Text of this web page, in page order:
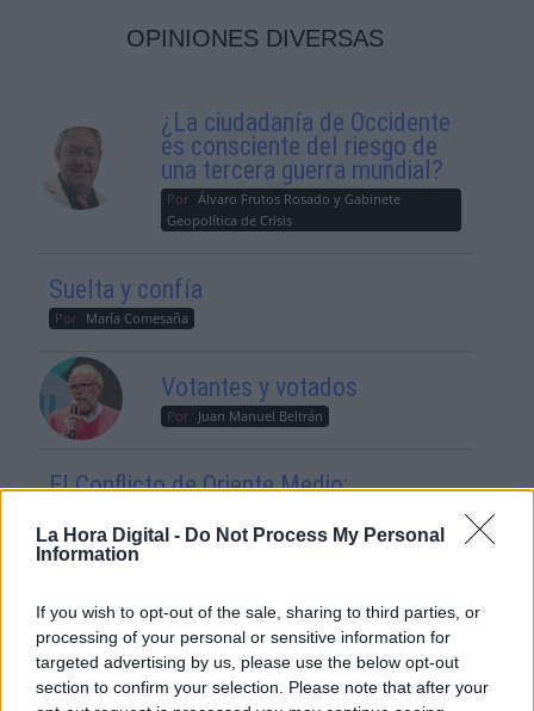
La Hora Digital - Do Not Process My Personal
Information
If you wish to opt-out of the sale, sharing to third parties, or
processing of your personal or sensitive information for
targeted advertising by us, please use the below opt-out
section to confirm your selection. Please note that after your
OPINIONES DIVERSAS
¿La ciudadanía de Occidente
es consciente del riesgo de
una tercera guerra mundial?
Por Álvaro Frutos Rosado y Gabinete
Geopolítica de Crisis
Suelta y confía
Por María Comesaña
Votantes y votados
Por Juan Manuel Beltrán
El Conflicto de Oriente Medio:
en Construcción
Por
Álvaro Frutos Rosado y Gabinete
Reconquista leonesa
Carlos Miranda